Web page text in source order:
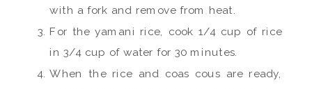
with a fork and remove from heat.
For the yamani rice, cook 1/4 cup of rice
in 3/4 cup of water for 30 minutes.
When the rice and coas cous are ready,